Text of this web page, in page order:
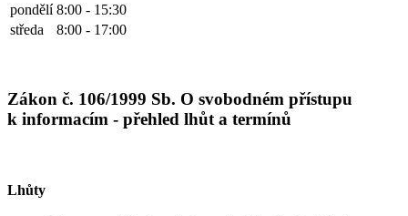
pondělí 8:00 - 15:30
středa
8:00 - 17:00
Zákon č. 106/1999 Sb. O svobodném přístupu
k informacím - přehled lhůt a termínů
Lhůty